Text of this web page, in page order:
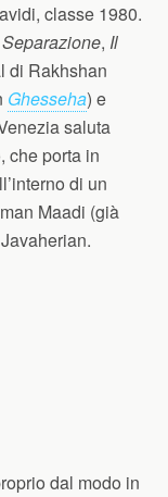
classe 1980.
, Il
di Rakhshan
Ghesseha) e
saluta
che porta in
di un
Maadi (già
dal modo in